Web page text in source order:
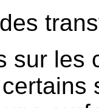
sur les